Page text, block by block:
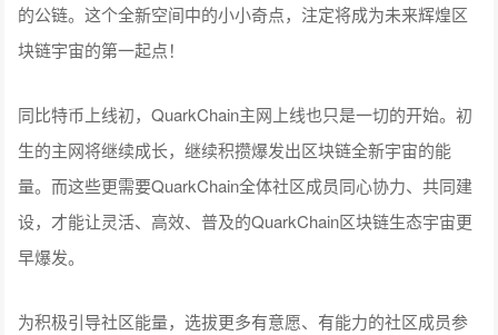
的公链。这个全新空间中的小小奇点，注定将成为未来辉煌区
块链宇宙的第一起点！
同比特币上线初，QuarkChain主网上线也只是一切的开始。初
生的主网将继续成长，继续积攒爆发出区块链全新宇宙的能
量。而这些更需要QuarkChain全体社区成员同心协力、共同建
设，才能让灵活、高效、普及的QuarkChain区块链生态宇宙更
早爆发。
为积极引导社区能量，选拔更多有意愿、有能力的社区成员参